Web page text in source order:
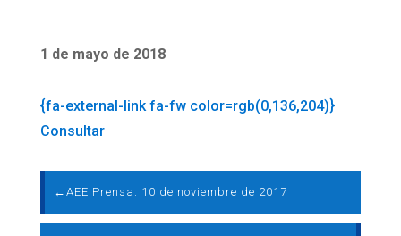
1 de mayo de 2018
{fa-external-link fa-fw color=rgb(0,136,204)}
Consultar
← AEE Prensa. 10 de noviembre de 2017